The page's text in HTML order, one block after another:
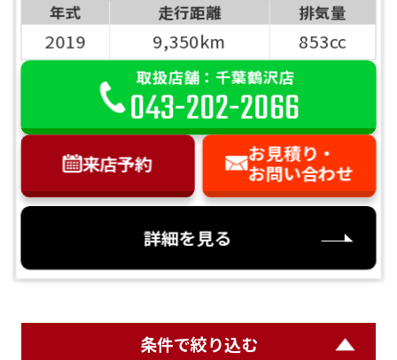
年式 走行距離 排気量
2019 9,350km 853cc
取扱店舗：千葉鶴沢店
043-202-2066
来店予約
お見積り・
お問い合わせ
詳細を見る
条件で絞り込む